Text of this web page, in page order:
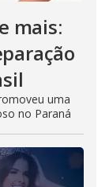
mais:
uma
no Paraná